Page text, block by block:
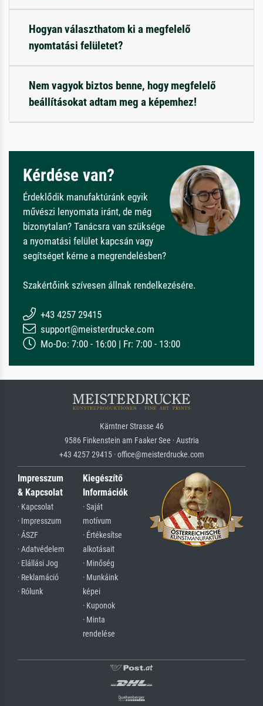
Hogyan választhatom ki a megfelelő
nyomtatási felületet?
Nem vagyok biztos benne, hogy megfelelő
beállításokat adtam meg a képemhez!
Kérdése van?
Érdeklődik manufaktúránk egyik
művészi lenyomata iránt, de még
bizonytalan? Tanácsra van szüksége
a nyomatási felület kapcsán vagy
segítséget kérne a megrendelésben?
Szakértőink szívesen állnak rendelkezésére.
+43 4257 29415
support@meisterdrucke.com
Mo-Do: 7:00 - 16:00 | Fr: 7:00 - 13:00
Kärntner Strasse 46
9586 Finkenstein am Faaker See · Austria
+43 4257 29415 · office@meisterdrucke.com
Impresszum
& Kapcsolat
· Kapcsolat
· Impresszum
· ÁSZF
· Adatvédelem
· Elállási Jog
· Reklamáció
· Rólunk
Kiegészítő
Információk
· Saját
motívum
· Értékesítse
alkotásait
· Minőség
· Munkáink
képei
· Kuponok
· Minta
rendelése